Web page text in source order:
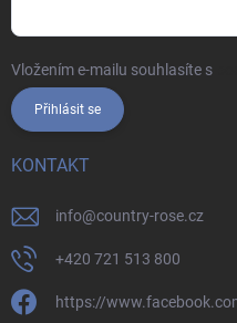
Vložením e-mailu souhlasíte s
Přihlásit se
KONTAKT
info@country-rose.cz
+420 721 513 800
https://